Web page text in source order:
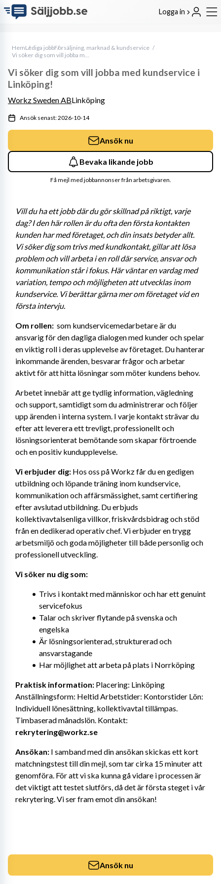
Logga in
HemLediga jobbFörsäljning, marknad & kundservice
Vi söker dig som vill jobba med kundservice i Linköping!
Vill du ha ett jobb där du gör skillnad på riktigt, varje
dag? I den här rollen är du ofta den första kontakten
Vi söker dig som trivs med kundkontakt, gillar att lösa
problem och vill arbeta i en roll där service, ansvar och
kommunikation står i fokus. Här väntar en vardag med
variation, tempo och möjligheten att utvecklas inom
kundservice. Vi berättar gärna mer om företaget vid en
första intervju.
Om rollen: som kundservicemedarbetare är du
ansvarig för den dagliga dialogen med kunder och spelar
en viktig roll i deras upplevelse av företaget. Du hanterar
inkommande ärenden, besvarar frågor och arbetar
aktivt för att hitta lösningar som möter kundens behov.
Arbetet innebär att ge tydlig information, vägledning
och support, samtidigt som du administrerar och följer
upp ärenden i interna system. I varje kontakt strävar du
efter att leverera ett trevligt, professionellt och
lösningsorienterat bemötande som skapar förtroende
och en positiv kundupplevelse.
Vi erbjuder dig: Hos oss på Workz får du en gedigen
utbildning och löpande träning inom kundservice,
kommunikation och affärsmässighet, samt certifiering
efter avslutad utbildning. Du erbjuds
kollektivavtalsenliga villkor, friskvårdsbidrag och stöd
från en dedikerad operativ chef. Vi erbjuder en trygg
arbetsmiljö och goda möjligheter till både personlig och
professionell utveckling.
Vi söker nu dig som:
Trivs i kontakt med människor och har ett genuint
servicefokus
Talar och skriver flytande på svenska och
engelska
Är lösningsorienterad, strukturerad och
ansvarstagande
Har möjlighet att arbeta på plats i Norrköping
Praktisk information: Placering: Linköping
Anställningsform: Heltid Arbetstider: Kontorstider Lön:
Individuell lönesättning, kollektivavtal tillämpas.
rekrytering@workz.se
Ansökan: I samband med din ansökan skickas ett kort
matchningstest till din mejl, som tar cirka 15 minuter att
genomföra. För att vi ska kunna gå vidare i processen är
det viktigt att testet slutförs, då det är första steget i vår
rekrytering. Vi ser fram emot din ansökan!
Vi söker dig som vill jobba med kundservice i
Linköping!
Workz Sweden ABLinköping
Ansök senast: 2026-10-14
Ansök nu
Bevaka likande jobb
Få mejl med jobbannonser från arbetsgivaren.
Ansök nu